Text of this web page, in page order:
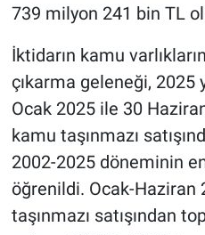
739 milyon 241 bin TL
İktidarın kamu
çıkarma geleneği, 2025
Ocak 2025 ile 30
kamu taşınmazı
2002-2025 döneminin
öğrenildi. Ocak-Haziran
taşınmazı satışından